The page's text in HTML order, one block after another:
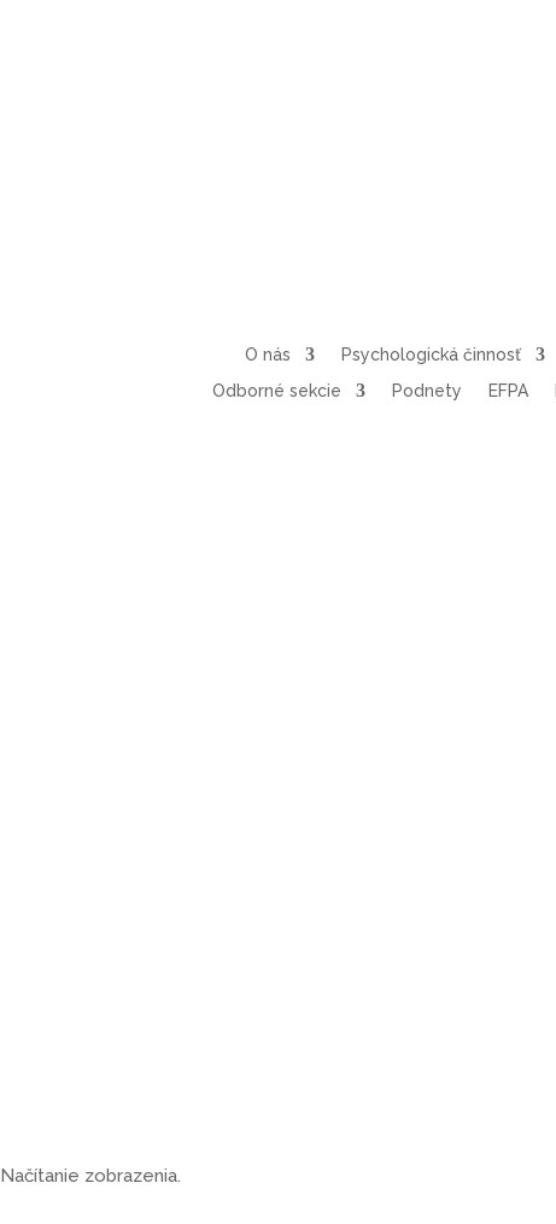
O nás Psychologická činnosť
Odborné sekcie
Podnety EFPA
Načítanie zobrazenia.